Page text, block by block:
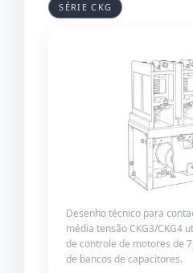
SÉRIE CKG
Desenho técnico para
média tensão CKG3/CKG4
de controle de motores de
de bancos de capacitores.